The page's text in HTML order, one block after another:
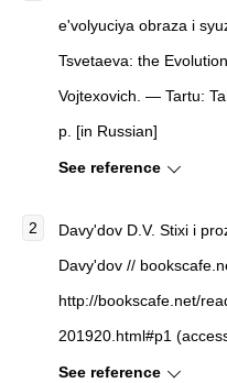
e'volyuciya obraza i
Tsvetaeva: the
Vojtexovich. — Tartu:
p. [in Russian]
See reference
Davy'dov D.V. Stixi i
Davy'dov //
http://bookscafe.net/
201920.html#p1
See reference